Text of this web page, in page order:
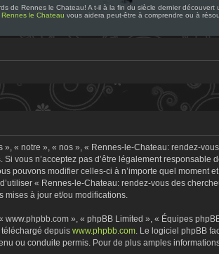
de Rennes le Chateau! A t-il à la fin du siècle dernier découvert
Rennes le Chateau vous aidera peut-être à comprendre ou à
« notre », « nos », « Rennes-le-Chateau: rendez-
vous n’acceptez pas d’être légalement responsable
pouvons modifier celles-ci à n’importe quel moment
« Rennes-le-Chateau: rendez-vous des
à jour et/ou modifications.
», « phpBB Limited », « Équipes
depuis www.phpbb.com . Le logiciel phpBB
ou conduite permis. Pour de plus amples